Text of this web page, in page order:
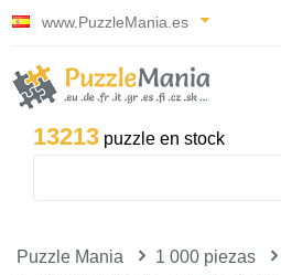
www.PuzzleMania.es
13213 puzzle en stock
Puzzle Mania 1 000 piezas